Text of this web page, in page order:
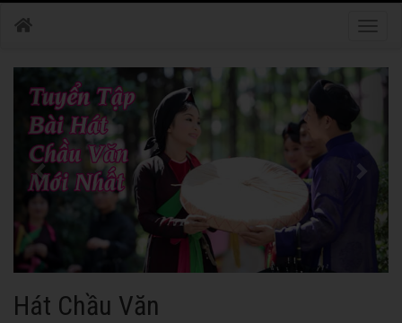
Hát Chầu Văn